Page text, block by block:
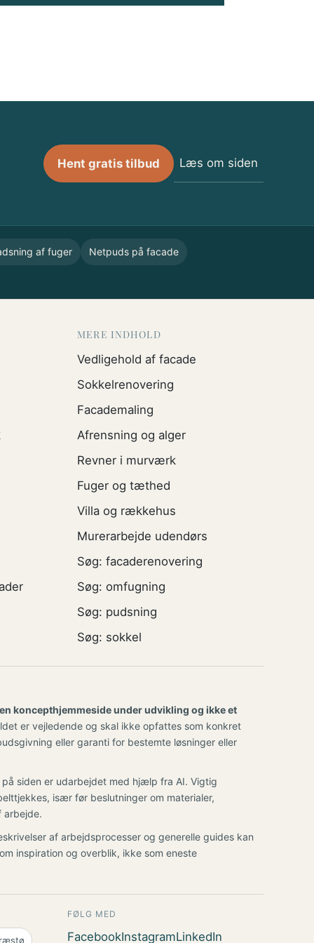
Hent gratis tilbud Læs om siden
af fuger Netpuds på facade
MERE INDHOLD
Vedligehold af facade
Sokkelrenovering
Facademaling
Afrensning og alger
Revner i murværk
Fuger og tæthed
Villa og rækkehus
Murerarbejde udendørs
Søg: facaderenovering
Søg: omfugning
Søg: pudsning
Søg: sokkel
koncepthjemmeside under udvikling og ikke et
er vejledende og skal ikke opfattes som konkret
eller garanti for bestemte løsninger eller
siden er udarbejdet med hjælp fra AI. Vigtig
især før beslutninger om materialer,
arbejde.
af arbejdsprocesser og generelle guides kan
inspiration og overblik, ikke som eneste
FØLG MED
FacebookInstagramLinkedIn